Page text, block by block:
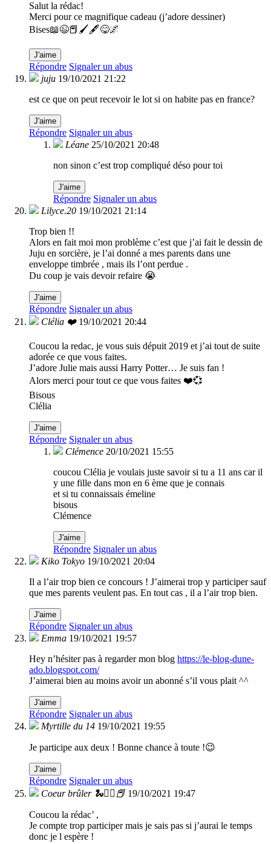
Salut la rédac!
Merci pour ce magnifique cadeau (j’adore dessiner)
Bises📖😉📕🖌️🖋️😋🌌
J'aime
Répondre Signaler un abus
juju 19/10/2021 21:22
est ce que on peut recevoir le lot si on habite pas en france?
J'aime
Répondre Signaler un abus
Léane 25/10/2021 20:48
non sinon c’est trop compliqué déso pour toi
J'aime
Répondre Signaler un abus
Lilyce.20 19/10/2021 21:14
Trop bien !!
Alors en fait moi mon problème c’est que j’ai fait le dessin de
Juju en sorcière, je l’ai donné a mes parents dans une
enveloppe timbrée , mais ils l’ont perdue .
Du coup je vais devoir refaire 😭
J'aime
Répondre Signaler un abus
Clélia ❤️ 19/10/2021 20:44
Coucou la redac, je vous suis dépuit 2019 et j’ai tout de suite
adorée ce que vous faites.
J’adore Julie mais aussi Harry Potter… Je suis fan !
Alors merci pour tout ce que vous faites ❤️💞
Bisous
Clélia
J'aime
Répondre Signaler un abus
Clémence 20/10/2021 15:55
coucou Clélia je voulais juste savoir si tu a 11 ans car il
y une fille dans mon en 6 ème que je connais
et si tu connaissais émeline
bisous
Clémence
J'aime
Répondre Signaler un abus
Kiko Tokyo 19/10/2021 20:04
Il a l’air trop bien ce concours ! J’aimerai trop y participer sauf
que mes parents veulent pas. En tout cas , il a l’air trop bien.
J'aime
Répondre Signaler un abus
Emma 19/10/2021 19:57
Hey n’hésiter pas à regarder mon blog https://le-blog-dune-
ado.blogspot.com/
J’aimerai bien au moins avoir un abonné s’il vous plait ^^
J'aime
Répondre Signaler un abus
Myrtille du 14 19/10/2021 19:55
Je participe aux deux ! Bonne chance à toute !😉
J'aime
Répondre Signaler un abus
Coeur brûler 🐍❤️‍🔥📕 19/10/2021 19:47
Coucou la rédac’ ,
Je compte trop participer mais je sais pas si j’aurai le temps
donc je l espère !